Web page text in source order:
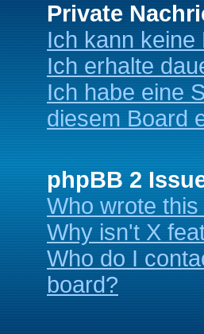
Private
Ich kann
Ich erhalte
Ich habe eine
diesem Board
phpBB 2
Who wrote
Why isn't X
Who do I
board?